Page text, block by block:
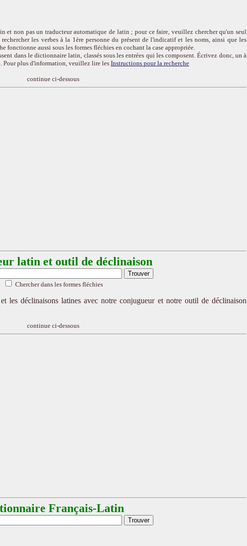
et non pas un traducteur automatique de latin ; pour ce faire, veuillez chercher qu'un seul
les verbes à la 1ère personne du présent de l'indicatif et les noms, ainsi que les
fonctionne aussi sous les formes fléchies en cochant la case appropriée.
dans le dictionnaire latin, classés sous les entrées qui les composent. Écrivez donc, un à
Pour plus d'information, veuillez lire les Instructions pour la recherche
continue ci-dessous
latin et outil de déclinaison
Chercher dans les formes fléchies
les déclinaisons latines avec notre conjugueur et notre outil de déclinaison
continue ci-dessous
Français-Latin